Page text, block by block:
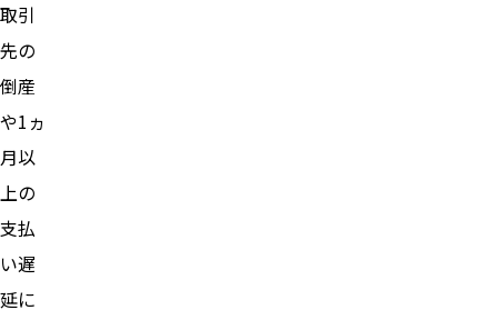
取引
先の
倒産
や1ヵ
月以
上の
支払
い遅
延に